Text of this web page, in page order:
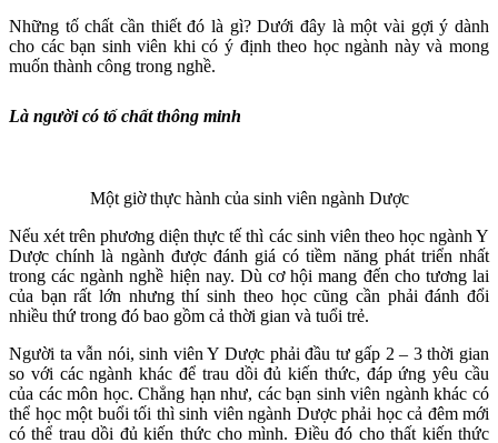
Những tố chất cần thiết đó là gì? Dưới đây là một vài gợi ý dành
cho các bạn sinh viên khi có ý định theo học ngành này và mong
muốn thành công trong nghề.
Là người có tố chất thông minh
Một giờ thực hành của sinh viên ngành Dược
Nếu xét trên phương diện thực tế thì các sinh viên theo học ngành Y
Dược chính là ngành được đánh giá có tiềm năng phát triển nhất
trong các ngành nghề hiện nay. Dù cơ hội mang đến cho tương lai
của bạn rất lớn nhưng thí sinh theo học cũng cần phải đánh đổi
nhiều thứ trong đó bao gồm cả thời gian và tuổi trẻ.
Người ta vẫn nói, sinh viên Y Dược phải đầu tư gấp 2 – 3 thời gian
so với các ngành khác để trau dồi đủ kiến thức, đáp ứng yêu cầu
của các môn học. Chẳng hạn như, các bạn sinh viên ngành khác có
thể học một buổi tối thì sinh viên ngành Dược phải học cả đêm mới
có thể trau dồi đủ kiến thức cho mình. Điều đó cho thất kiến thức